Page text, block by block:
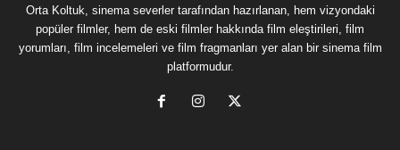
Orta Koltuk, sinema severler tarafından hazırlanan, hem vizyondaki
popüler filmler, hem de eski filmler hakkında film eleştirileri, film
yorumları, film incelemeleri ve film fragmanları yer alan bir sinema film
platformudur.